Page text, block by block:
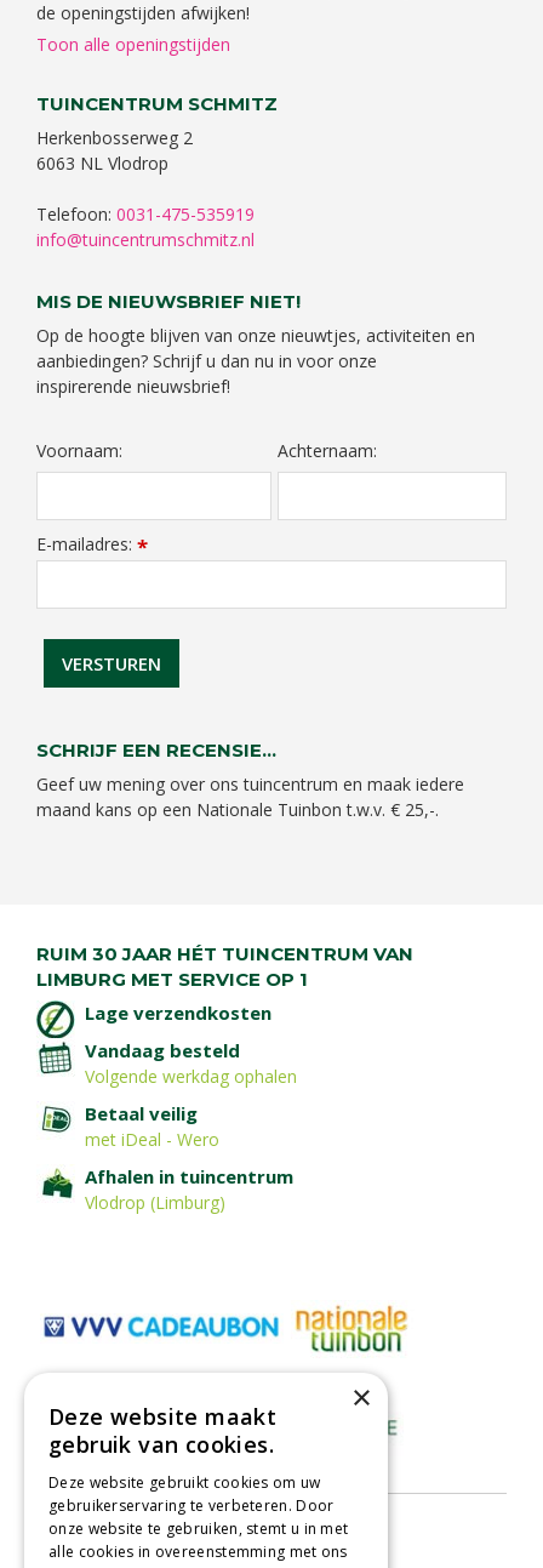
de openingstijden afwijken!
Toon alle openingstijden
TUINCENTRUM SCHMITZ
Herkenbosserweg 2
6063 NL Vlodrop
Telefoon: 0031-475-535919
info@tuincentrumschmitz.nl
MIS DE NIEUWSBRIEF NIET!
Op de hoogte blijven van onze nieuwtjes, activiteiten en
aanbiedingen? Schrijf u dan nu in voor onze
inspirerende nieuwsbrief!
Voornaam: Achternaam:
E-mailadres: *
SCHRIJF EEN RECENSIE...
Geef uw mening over ons tuincentrum en maak iedere
maand kans op een Nationale Tuinbon t.w.v. € 25,-.
RUIM 30 JAAR HÉT TUINCENTRUM VAN
LIMBURG MET SERVICE OP 1
Lage verzendkosten
Vandaag besteld
Volgende werkdag ophalen
Betaal veilig
met iDeal - Wero
Afhalen in tuincentrum
Vlodrop (Limburg)
×
Deze website maakt
gebruik van cookies.
Deze website gebruikt cookies om uw
gebruikerservaring te verbeteren. Door
onze website te gebruiken, stemt u in met
alle cookies in overeenstemming met ons